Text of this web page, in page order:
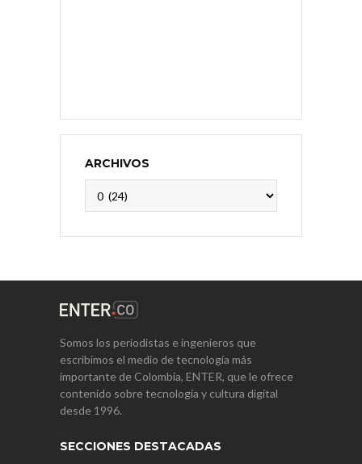
ARCHIVOS
Somos los periodistas e ingenieros que
escribimos el medio de tecnología más
importante de Colombia, ENTER, que le ofrece
contenido sobre tecnología y cultura digital
desde 1996.
SECCIONES DESTACADAS